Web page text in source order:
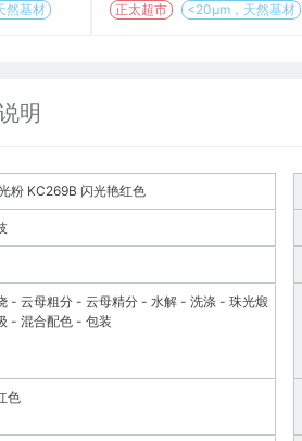
然基材 正太超市 <20μm，天然基材
明
粉 KC269B 闪光艳红色
- 云母粗分 - 云母精分 - 水解 - 洗涤 - 珠光煅
- 混合配色 - 包装
色